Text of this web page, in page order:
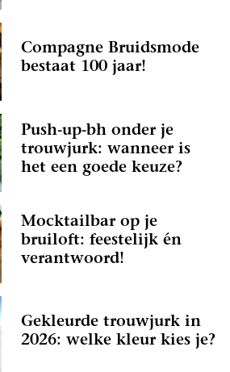
Compagne Bruidsmode
bestaat 100 jaar!
Push-up-bh onder je
trouwjurk: wanneer is
het een goede keuze?
Mocktailbar op je
bruiloft: feestelijk én
verantwoord!
Gekleurde trouwjurk in
2026: welke kleur kies je?